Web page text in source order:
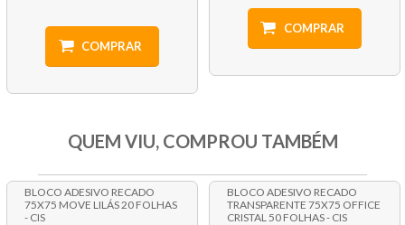
COMPRAR
COMPRAR
QUEM VIU, COMPROU TAMBÉM
BLOCO ADESIVO RECADO
75X75 MOVE LILÁS 20 FOLHAS
- CIS
BLOCO ADESIVO RECADO
TRANSPARENTE 75X75 OFFICE
CRISTAL 50 FOLHAS - CIS